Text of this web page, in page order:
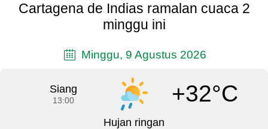
Cartagena de Indias ramalan cuaca 2
minggu ini
Minggu, 9 Agustus 2026
Siang
13:00 +32°C
Hujan ringan